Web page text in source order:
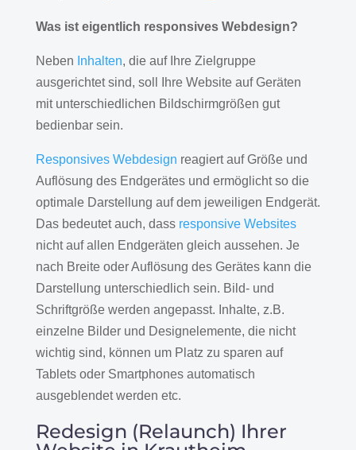
Was ist eigentlich responsives Webdesign?
Neben Inhalten, die auf Ihre Zielgruppe
ausgerichtet sind, soll Ihre Website auf Geräten
mit unterschiedlichen Bildschirmgrößen gut
bedienbar sein.
Responsives Webdesign reagiert auf Größe und
Auflösung des Endgerätes und ermöglicht so die
optimale Darstellung auf dem jeweiligen Endgerät.
Das bedeutet auch, dass responsive Websites
nicht auf allen Endgeräten gleich aussehen. Je
nach Breite oder Auflösung des Gerätes kann die
Darstellung unterschiedlich sein. Bild- und
Schriftgröße werden angepasst. Inhalte, z.B.
einzelne Bilder und Designelemente, die nicht
wichtig sind, können um Platz zu sparen auf
Tablets oder Smartphones automatisch
ausgeblendet werden etc.
Redesign (Relaunch) Ihrer